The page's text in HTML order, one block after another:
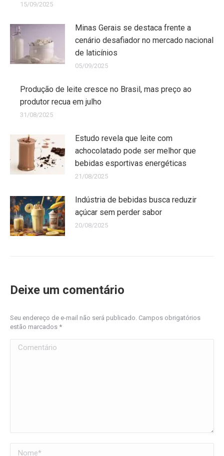
15/09/2025
Minas Gerais se destaca frente a
cenário desafiador no mercado nacional
de laticínios
05/09/2025
Produção de leite cresce no Brasil, mas preço ao
produtor recua em julho
31/08/2025
Estudo revela que leite com
achocolatado pode ser melhor que
bebidas esportivas energéticas
21/08/2025
Indústria de bebidas busca reduzir
açúcar sem perder sabor
20/08/2025
Deixe um comentário
Seu endereço de e-mail não será publicado. Campos obrigatórios
estão marcados *
Comentário
Nome *